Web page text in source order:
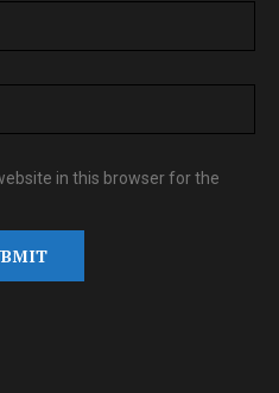
in this browser for the